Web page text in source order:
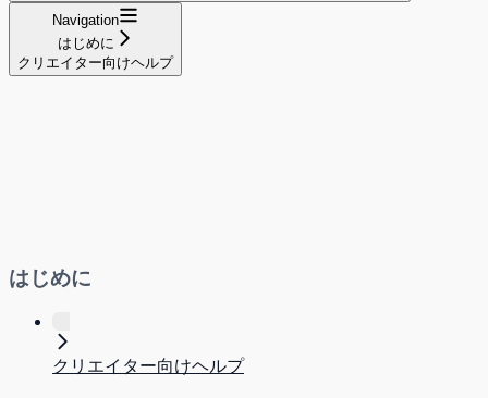
Navigation
はじめに
クリエイター向けヘルプ
はじめに
クリエイター向けヘルプ